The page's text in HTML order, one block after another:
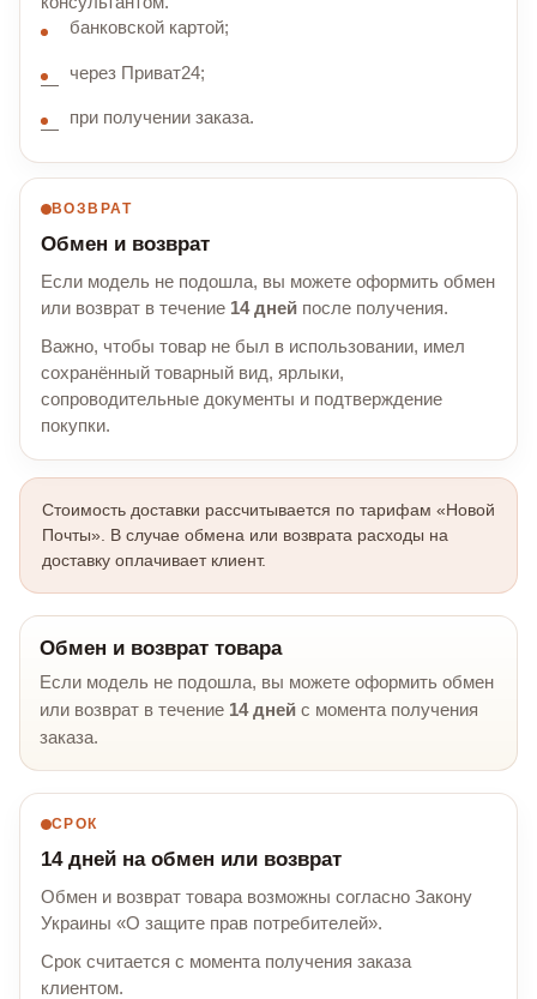
банковской картой;
через Приват24;
при получении заказа.
ВОЗВРАТ
Обмен и возврат
Если модель не подошла, вы можете оформить обмен
или возврат в течение 14 дней после получения.
Важно, чтобы товар не был в использовании, имел
сохранённый товарный вид, ярлыки,
сопроводительные документы и подтверждение
покупки.
Стоимость доставки рассчитывается по тарифам «Новой
Почты». В случае обмена или возврата расходы на
доставку оплачивает клиент.
Обмен и возврат товара
Если модель не подошла, вы можете оформить обмен
или возврат в течение 14 дней с момента получения
заказа.
СРОК
14 дней на обмен или возврат
Обмен и возврат товара возможны согласно Закону
Украины «О защите прав потребителей».
Срок считается с момента получения заказа
клиентом.